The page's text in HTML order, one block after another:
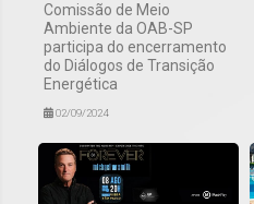
Comissão de Meio
Ambiente da OAB-SP
participa do encerramento
do Diálogos de Transição
Energética
02/09/2024